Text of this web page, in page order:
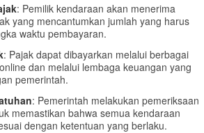
: Pemilik kendaraan akan menerima
yang mencantumkan jumlah yang harus
waktu pembayaran.
: Pajak dapat dibayarkan melalui berbagai
dan melalui lembaga keuangan yang
pemerintah.
: Pemerintah melakukan pemeriksaan
memastikan bahwa semua kendaraan
dengan ketentuan yang berlaku.